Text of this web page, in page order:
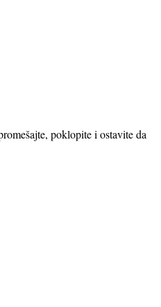
poklopite i ostavite da